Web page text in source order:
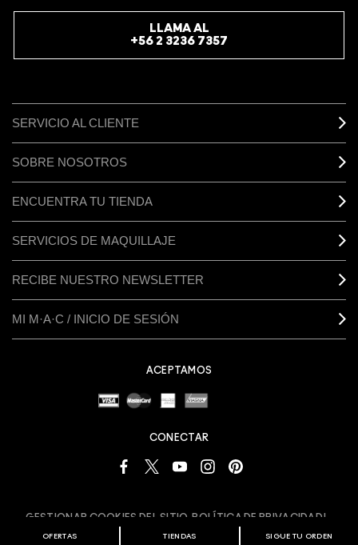
OFERTAS TIENDAS SIGUE TU ORDEN
LLAMA AL
+56 2 3236 7357
SERVICIO AL CLIENTE
SOBRE NOSOTROS
ENCUENTRA TU TIENDA
SERVICIOS DE MAQUILLAJE
RECIBE NUESTRO NEWSLETTER
MI M·A·C / INICIO DE SESIÓN
ACEPTAMOS
CONECTAR
GESTIONAR COOKIES DEL SITIO POLÍTICA DE PRIVACIDAD
TÉRMINOS Y CONDICIONES
SOBRE FALSIFICACIONES
© MAKE-UP ART COSMETICS. ALL WORLDWIDE RIGHTS RESERVED